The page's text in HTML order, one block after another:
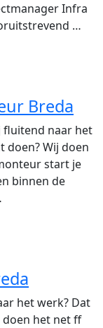
Infra
…
Breda
fluitend naar het
doen? Wij doen
start je
binnen de
het werk? Dat
doen het net ff